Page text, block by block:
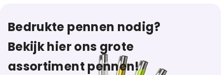
Bedrukte pennen nodig?
Bekijk hier ons grote
assortiment pennen!